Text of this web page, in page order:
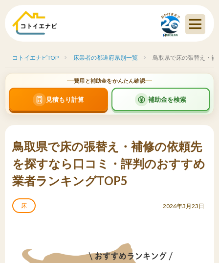
コトイエナビTOP 床業者の都道府県別一覧 鳥取県で床の張替え・
費用と補助金をかんたん確認
見積もり計算 補助金を検索
鳥取県で床の張替え・補修の依頼先
を探すなら口コミ・評判のおすすめ
業者ランキングTOP5
床 2026年3月23日